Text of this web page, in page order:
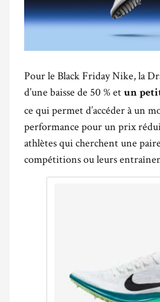
Pour le Black Friday Nike, la
d’une baisse de 50 % et un
ce qui permet d’accéder à un
performance pour un prix
athlètes qui cherchent une
compétitions ou leurs